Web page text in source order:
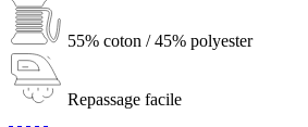
55% coton / 45% polyester
Repassage facile